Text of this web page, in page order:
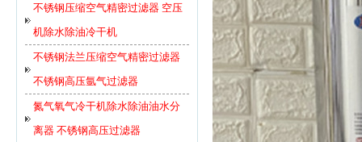
不锈钢压缩空气精密过滤器 空压
机除水除油冷干机
不锈钢法兰压缩空气精密过滤器
不锈钢高压氩气过滤器
氮气氧气冷干机除水除油油水分
离器 不锈钢高压过滤器